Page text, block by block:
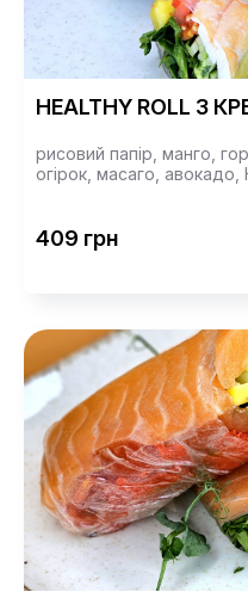
HEALTHY ROLL З
рисовий папір, манго,
огірок, масаго, авокадо,
409 грн